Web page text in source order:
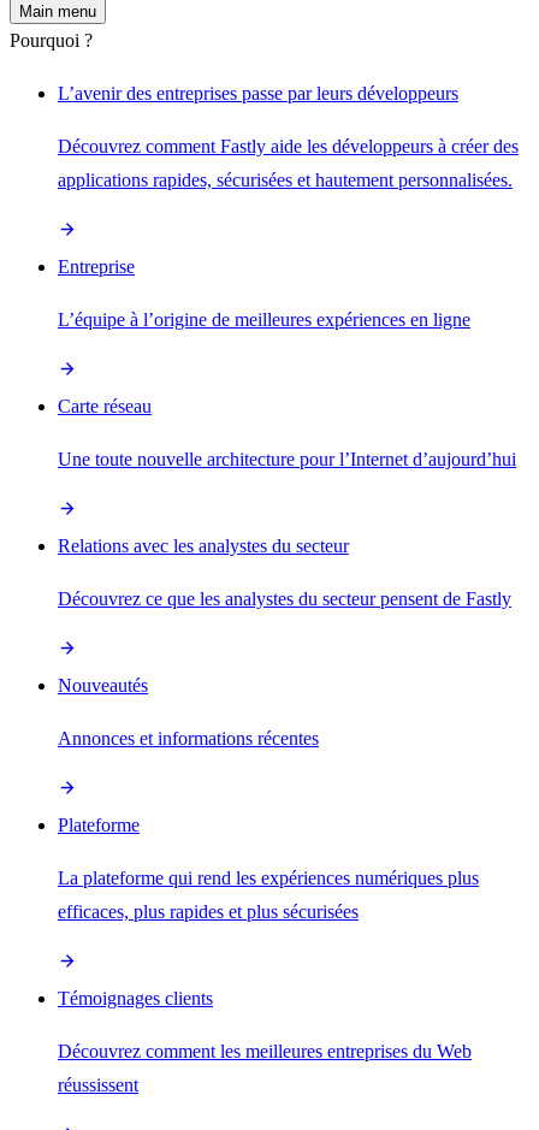
Main menu
Pourquoi ?
L’avenir des entreprises passe par leurs développeurs
Découvrez comment Fastly aide les développeurs à créer des
applications rapides, sécurisées et hautement personnalisées.
Entreprise
L’équipe à l’origine de meilleures expériences en ligne
Carte réseau
Une toute nouvelle architecture pour l’Internet d’aujourd’hui
Relations avec les analystes du secteur
Découvrez ce que les analystes du secteur pensent de Fastly
Nouveautés
Annonces et informations récentes
Plateforme
La plateforme qui rend les expériences numériques plus
efficaces, plus rapides et plus sécurisées
Témoignages clients
Découvrez comment les meilleures entreprises du Web
réussissent